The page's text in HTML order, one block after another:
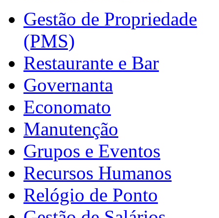
Gestão de Propriedade
(PMS)
Restaurante e Bar
Governanta
Economato
Manutenção
Grupos e Eventos
Recursos Humanos
Relógio de Ponto